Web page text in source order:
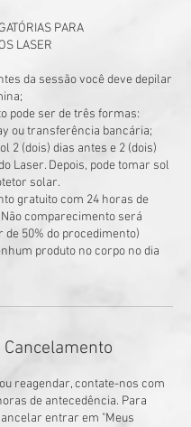
PARA
LASER
da sessão você deve depilar
pode ser de três formas:
ou transferência bancária;
2 (dois) dias antes e 2 (dois)
Laser. Depois, pode tomar sol
solar.
gratuito com 24 horas de
comparecimento será
de 50% do procedimento)
produto no corpo no dia
reagendar, contate-nos com
de antecedência. Para
entrar em "Meus